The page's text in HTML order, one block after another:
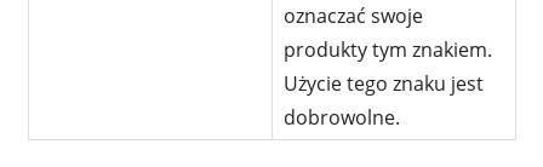
oznaczać swoje
produkty tym znakiem.
Użycie tego znaku jest
dobrowolne.